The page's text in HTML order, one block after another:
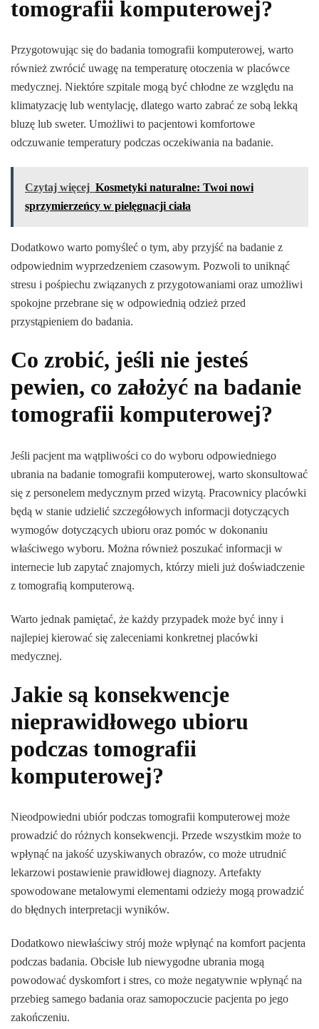
tomografii komputerowej?
Przygotowując się do badania tomografii komputerowej, warto
również zwrócić uwagę na temperaturę otoczenia w placówce
medycznej. Niektóre szpitale mogą być chłodne ze względu na
klimatyzację lub wentylację, dlatego warto zabrać ze sobą lekką
bluzę lub sweter. Umożliwi to pacjentowi komfortowe
odczuwanie temperatury podczas oczekiwania na badanie.
Czytaj więcej Kosmetyki naturalne: Twoi nowi
sprzymierzeńcy w pielęgnacji ciała
Dodatkowo warto pomyśleć o tym, aby przyjść na badanie z
odpowiednim wyprzedzeniem czasowym. Pozwoli to uniknąć
stresu i pośpiechu związanych z przygotowaniami oraz umożliwi
spokojne przebrane się w odpowiednią odzież przed
przystąpieniem do badania.
Co zrobić, jeśli nie jesteś
pewien, co założyć na badanie
tomografii komputerowej?
Jeśli pacjent ma wątpliwości co do wyboru odpowiedniego
ubrania na badanie tomografii komputerowej, warto skonsultować
się z personelem medycznym przed wizytą. Pracownicy placówki
będą w stanie udzielić szczegółowych informacji dotyczących
wymogów dotyczących ubioru oraz pomóc w dokonaniu
właściwego wyboru. Można również poszukać informacji w
internecie lub zapytać znajomych, którzy mieli już doświadczenie
z tomografią komputerową.
Warto jednak pamiętać, że każdy przypadek może być inny i
najlepiej kierować się zaleceniami konkretnej placówki
medycznej.
Jakie są konsekwencje
nieprawidłowego ubioru
podczas tomografii
komputerowej?
Nieodpowiedni ubiór podczas tomografii komputerowej może
prowadzić do różnych konsekwencji. Przede wszystkim może to
wpłynąć na jakość uzyskiwanych obrazów, co może utrudnić
lekarzowi postawienie prawidłowej diagnozy. Artefakty
spowodowane metalowymi elementami odzieży mogą prowadzić
do błędnych interpretacji wyników.
Dodatkowo niewłaściwy strój może wpłynąć na komfort pacjenta
podczas badania. Obcisłe lub niewygodne ubrania mogą
powodować dyskomfort i stres, co może negatywnie wpłynąć na
przebieg samego badania oraz samopoczucie pacjenta po jego
zakończeniu.